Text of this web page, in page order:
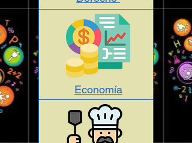
Economía